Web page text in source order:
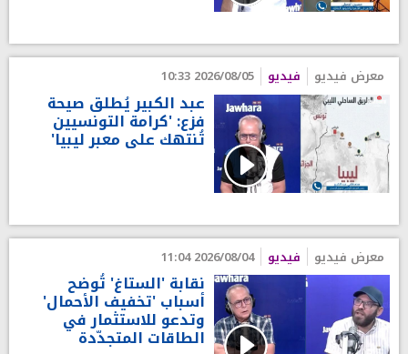
معرض فيديو فيديو 2026/08/05 10:33
عبد الكبير يُطلق صيحة
فزع: 'كرامة التونسيين
تُنتهك على معبر ليبيا'
معرض فيديو فيديو 2026/08/04 11:04
نقابة 'الستاغ' تُوضح
أسباب 'تخفيف الأحمال'
وتدعو للاستثمار في
الطاقات المتجدّدة